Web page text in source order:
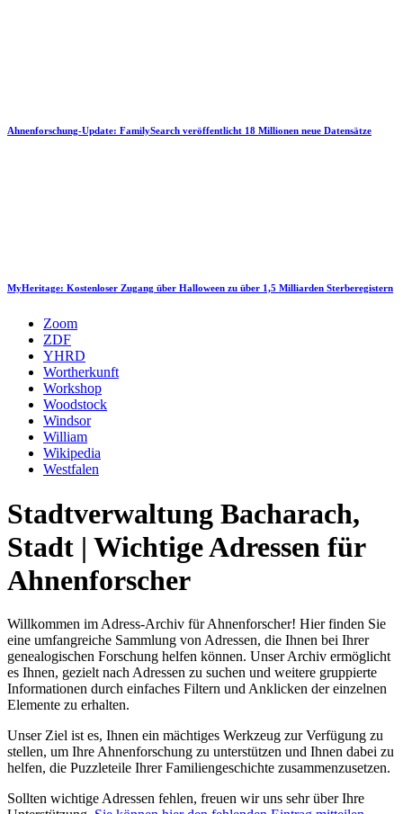
Ahnenforschung-Update: FamilySearch veröffentlicht 18 Millionen neue Datensätze
MyHeritage: Kostenloser Zugang über Halloween zu über 1,5 Milliarden Sterberegistern
Zoom
ZDF
YHRD
Wortherkunft
Workshop
Woodstock
Windsor
William
Wikipedia
Westfalen
Stadtverwaltung Bacharach,
Stadt | Wichtige Adressen für
Ahnenforscher
Willkommen im Adress-Archiv für Ahnenforscher! Hier finden Sie
eine umfangreiche Sammlung von Adressen, die Ihnen bei Ihrer
genealogischen Forschung helfen können. Unser Archiv ermöglicht
es Ihnen, gezielt nach Adressen zu suchen und weitere gruppierte
Informationen durch einfaches Filtern und Anklicken der einzelnen
Elemente zu erhalten.
Unser Ziel ist es, Ihnen ein mächtiges Werkzeug zur Verfügung zu
stellen, um Ihre Ahnenforschung zu unterstützen und Ihnen dabei zu
helfen, die Puzzleteile Ihrer Familiengeschichte zusammenzusetzen.
Sollten wichtige Adressen fehlen, freuen wir uns sehr über Ihre